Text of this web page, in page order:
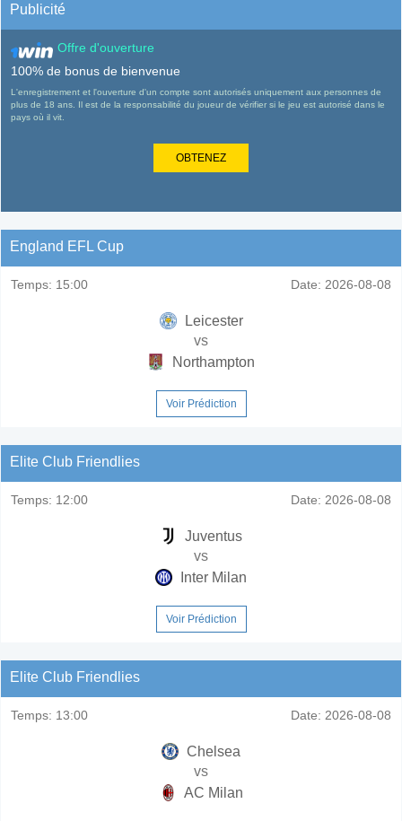
Publicité
Offre d'ouverture
100% de bonus de bienvenue
L'enregistrement et l'ouverture d'un compte sont autorisés uniquement aux personnes de
plus de 18 ans. Il est de la responsabilité du joueur de vérifier si le jeu est autorisé dans le
pays où il vit.
OBTENEZ
England EFL Cup
Temps: 15:00 Date: 2026-08-08
Leicester
vs
Northampton
Voir Prédiction
Elite Club Friendlies
Temps: 12:00 Date: 2026-08-08
Juventus
vs
Inter Milan
Voir Prédiction
Elite Club Friendlies
Temps: 13:00 Date: 2026-08-08
Chelsea
vs
AC Milan